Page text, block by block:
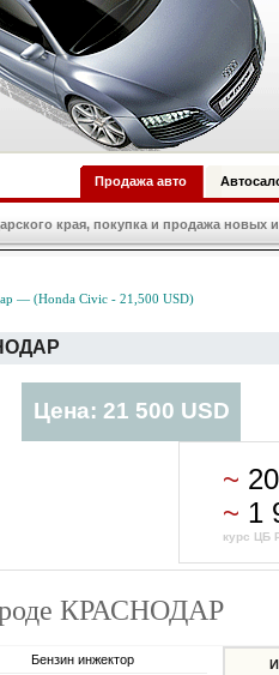
Продажа авто
края, покупка и продажа новых
— (Honda Civic - 21,500 USD)
Цена: 21 500 USD
~
~ 1
курс ЦБ
КРАСНОДАР
Бензин инжектор